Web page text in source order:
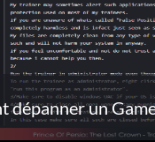
dépanner un